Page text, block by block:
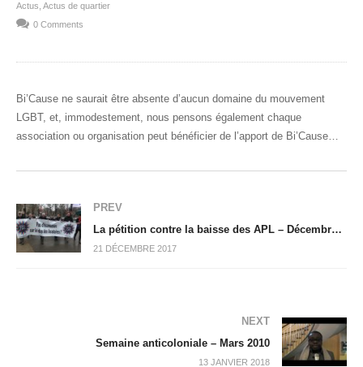
Actus Actus de quartier
0 Comments
Bi’Cause ne saurait être absente d’aucun domaine du mouvement
LGBT, et, immodestement, nous pensons également chaque
association ou organisation peut bénéficier de l’apport de Bi’Cause…
PREV
La pétition contre la baisse des APL – Décembre 2017
21 DÉCEMBRE 2017
NEXT
Semaine anticoloniale – Mars 2010
13 JANVIER 2018